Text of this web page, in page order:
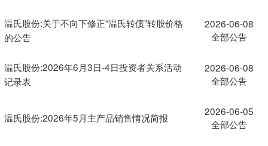
温氏股份:关于不向下修正“温氏转债”转股价格
的公告
2026-06-08
全部公告
温氏股份:2026年6月3日-4日投资者关系活动
记录表
2026-06-08
全部公告
温氏股份:2026年5月主产品销售情况简报
2026-06-05
全部公告